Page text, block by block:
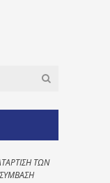
ΤΩΝ